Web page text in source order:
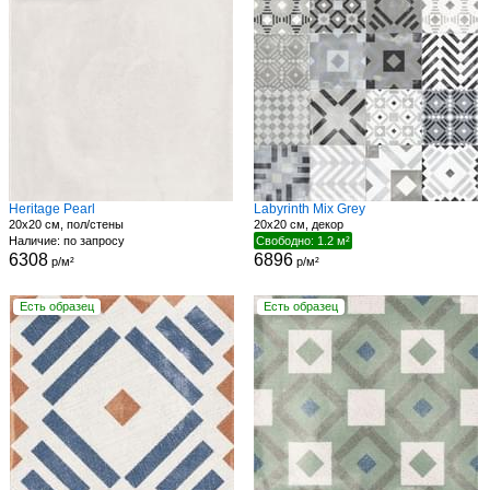
Heritage Pearl
20x20 см, пол/стены
Наличие: по запросу
6308 р/м²
Labyrinth Mix Grey
20x20 см, декор
Свободно: 1.2 м²
6896 р/м²
Есть образец Есть образец